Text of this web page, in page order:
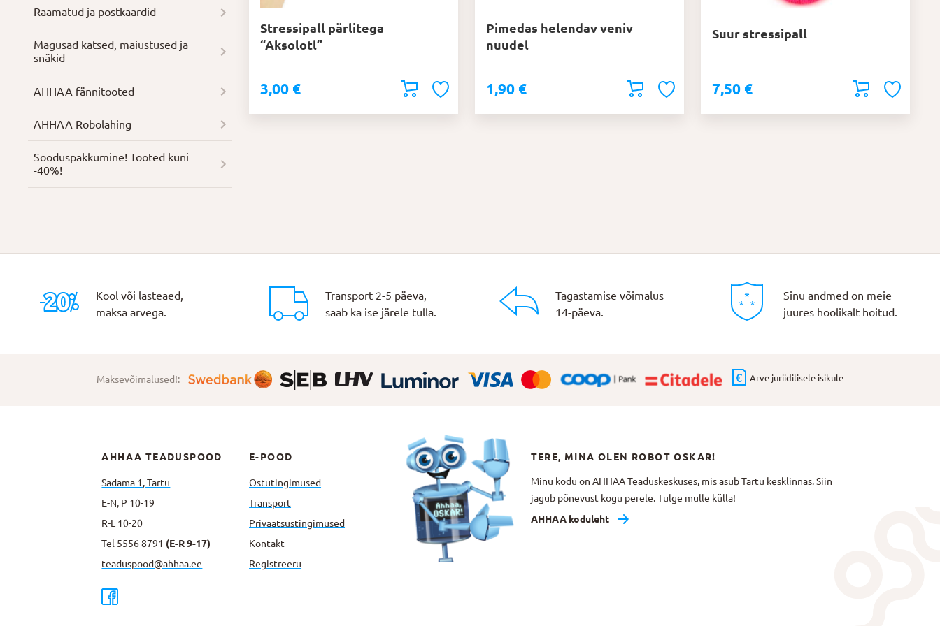
Stressipall pärlitega
“Aksolotl”
3,00 €
Pimedas helendav veniv
nuudel
1,90 €
Suur stressipall
7,50 €
Raamatud ja postkaardid
Magusad katsed, maiustused ja
snäkid
AHHAA fännitooted
AHHAA Robolahing
Soodus­pakkumine! Tooted kuni
-40%!
Kool või lasteaed,
maksa arvega.
Transport 2-5 päeva,
saab ka ise järele tulla.
Tagastamise võimalus
14-päeva.
Sinu andmed on meie
juures hoolikalt hoitud.
Maksevõimalused!: Arve juriidilisele isikule
AHHAA TEADUSPOOD
Sadama 1, Tartu
E-N, P 10-19
R-L 10-20
Tel 5556 8791 (E-R 9-17)
teaduspood@ahhaa.ee
E-POOD
Ostutingimused
Transport
Privaatsus­tingimused
Kontakt
Registreeru
TERE, MINA OLEN ROBOT OSKAR!
Minu kodu on AHHAA Teaduskeskuses, mis asub Tartu kesklinnas. Siin
jagub põnevust kogu perele. Tulge mulle külla!
AHHAA koduleht